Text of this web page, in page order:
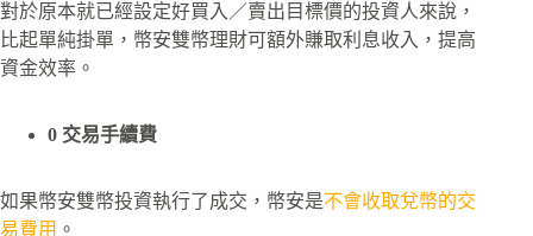
對於原本就已經設定好買入／賣出目標價的投資人來說，
比起單純掛單，幣安雙幣理財可額外賺取利息收入，提高
資金效率。
0 交易手續費
如果幣安雙幣投資執行了成交，幣安是不會收取兌幣的交
易費用 。